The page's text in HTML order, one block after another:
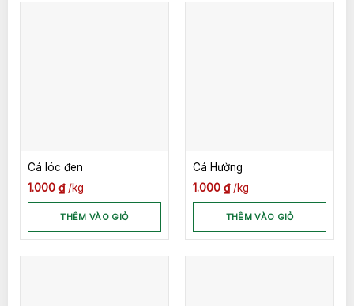
Cá lóc đen
1.000 ₫ kg
THÊM VÀO GIỎ
Cá Hường
1.000 ₫ kg
THÊM VÀO GIỎ